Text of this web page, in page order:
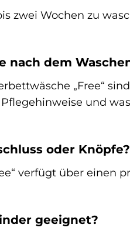
zwei Wochen zu
nach dem
„Free“
und
oder Knöpfe?
verfügt über einen
geeignet?